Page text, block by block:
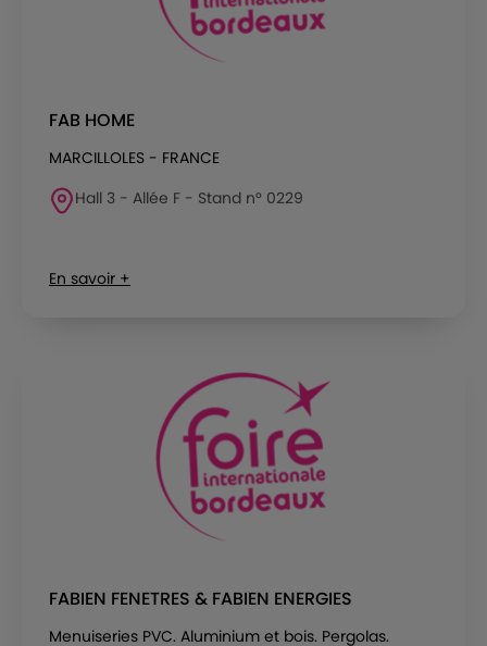
FAB HOME
MARCILLOLES - FRANCE
Hall 3 - Allée F - Stand n° 0229
En savoir +
FABIEN FENETRES & FABIEN ENERGIES
Menuiseries PVC. Aluminium et bois. Pergolas.